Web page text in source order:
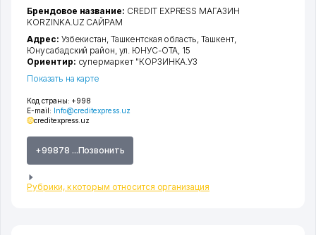
Код страны: +998
E-mail: Info@creditexpress.uz
creditexpress.uz
+99878 ...Позвонить
Рубрики, к которым относится организация
Брендовое название: CREDIT EXPRESS МАГАЗИН
KORZINKA.UZ САЙРАМ
Адрес: Узбекистан,Ташкентская область ,Ташкент,
Юнусабадский район ,ул. ЮНУС-ОТА , 15
Ориентир: супермаркет "КОРЗИНКА.УЗ
Показать на карте